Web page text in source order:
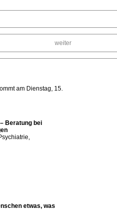
weiter
am Dienstag, 15.
Beratung bei
etwas, was